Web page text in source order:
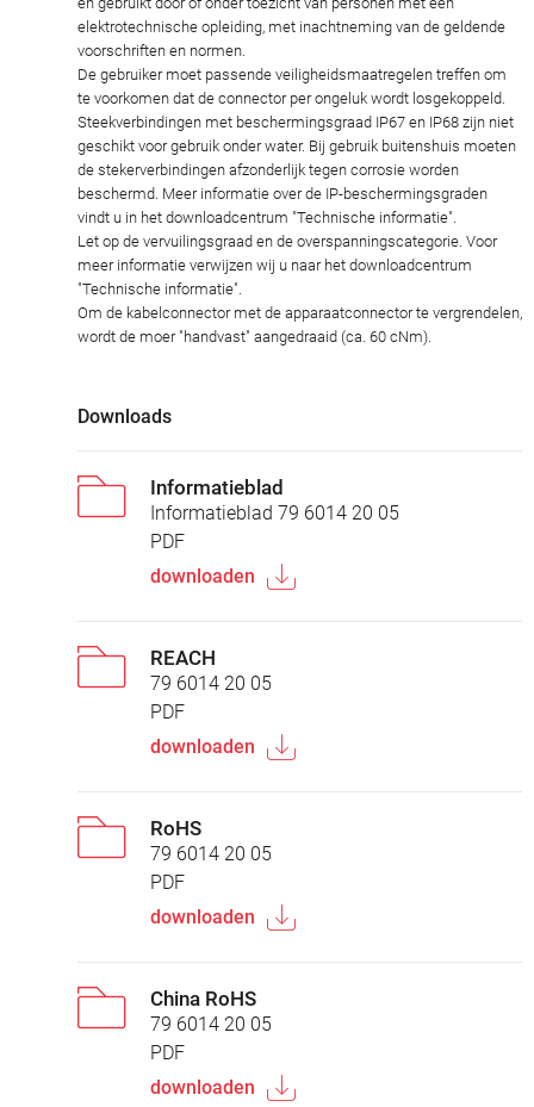
elektrotechnische opleiding, met inachtneming van de geldende
voorschriften en normen.
De gebruiker moet passende veiligheidsmaatregelen treffen om
te voorkomen dat de connector per ongeluk wordt losgekoppeld.
Steekverbindingen met beschermingsgraad IP67 en IP68 zijn niet
geschikt voor gebruik onder water. Bij gebruik buitenshuis moeten
de stekerverbindingen afzonderlijk tegen corrosie worden
beschermd. Meer informatie over de IP-beschermingsgraden
vindt u in het downloadcentrum "Technische informatie".
Let op de vervuilingsgraad en de overspanningscategorie. Voor
meer informatie verwijzen wij u naar het downloadcentrum
"Technische informatie".
Om de kabelconnector met de apparaatconnector te vergrendelen,
wordt de moer "handvast" aangedraaid (ca. 60 cNm).
Downloads
Informatieblad
Informatieblad 79 6014 20 05
PDF
downloaden
REACH
79 6014 20 05
PDF
downloaden
RoHS
79 6014 20 05
PDF
downloaden
China RoHS
79 6014 20 05
PDF
downloaden